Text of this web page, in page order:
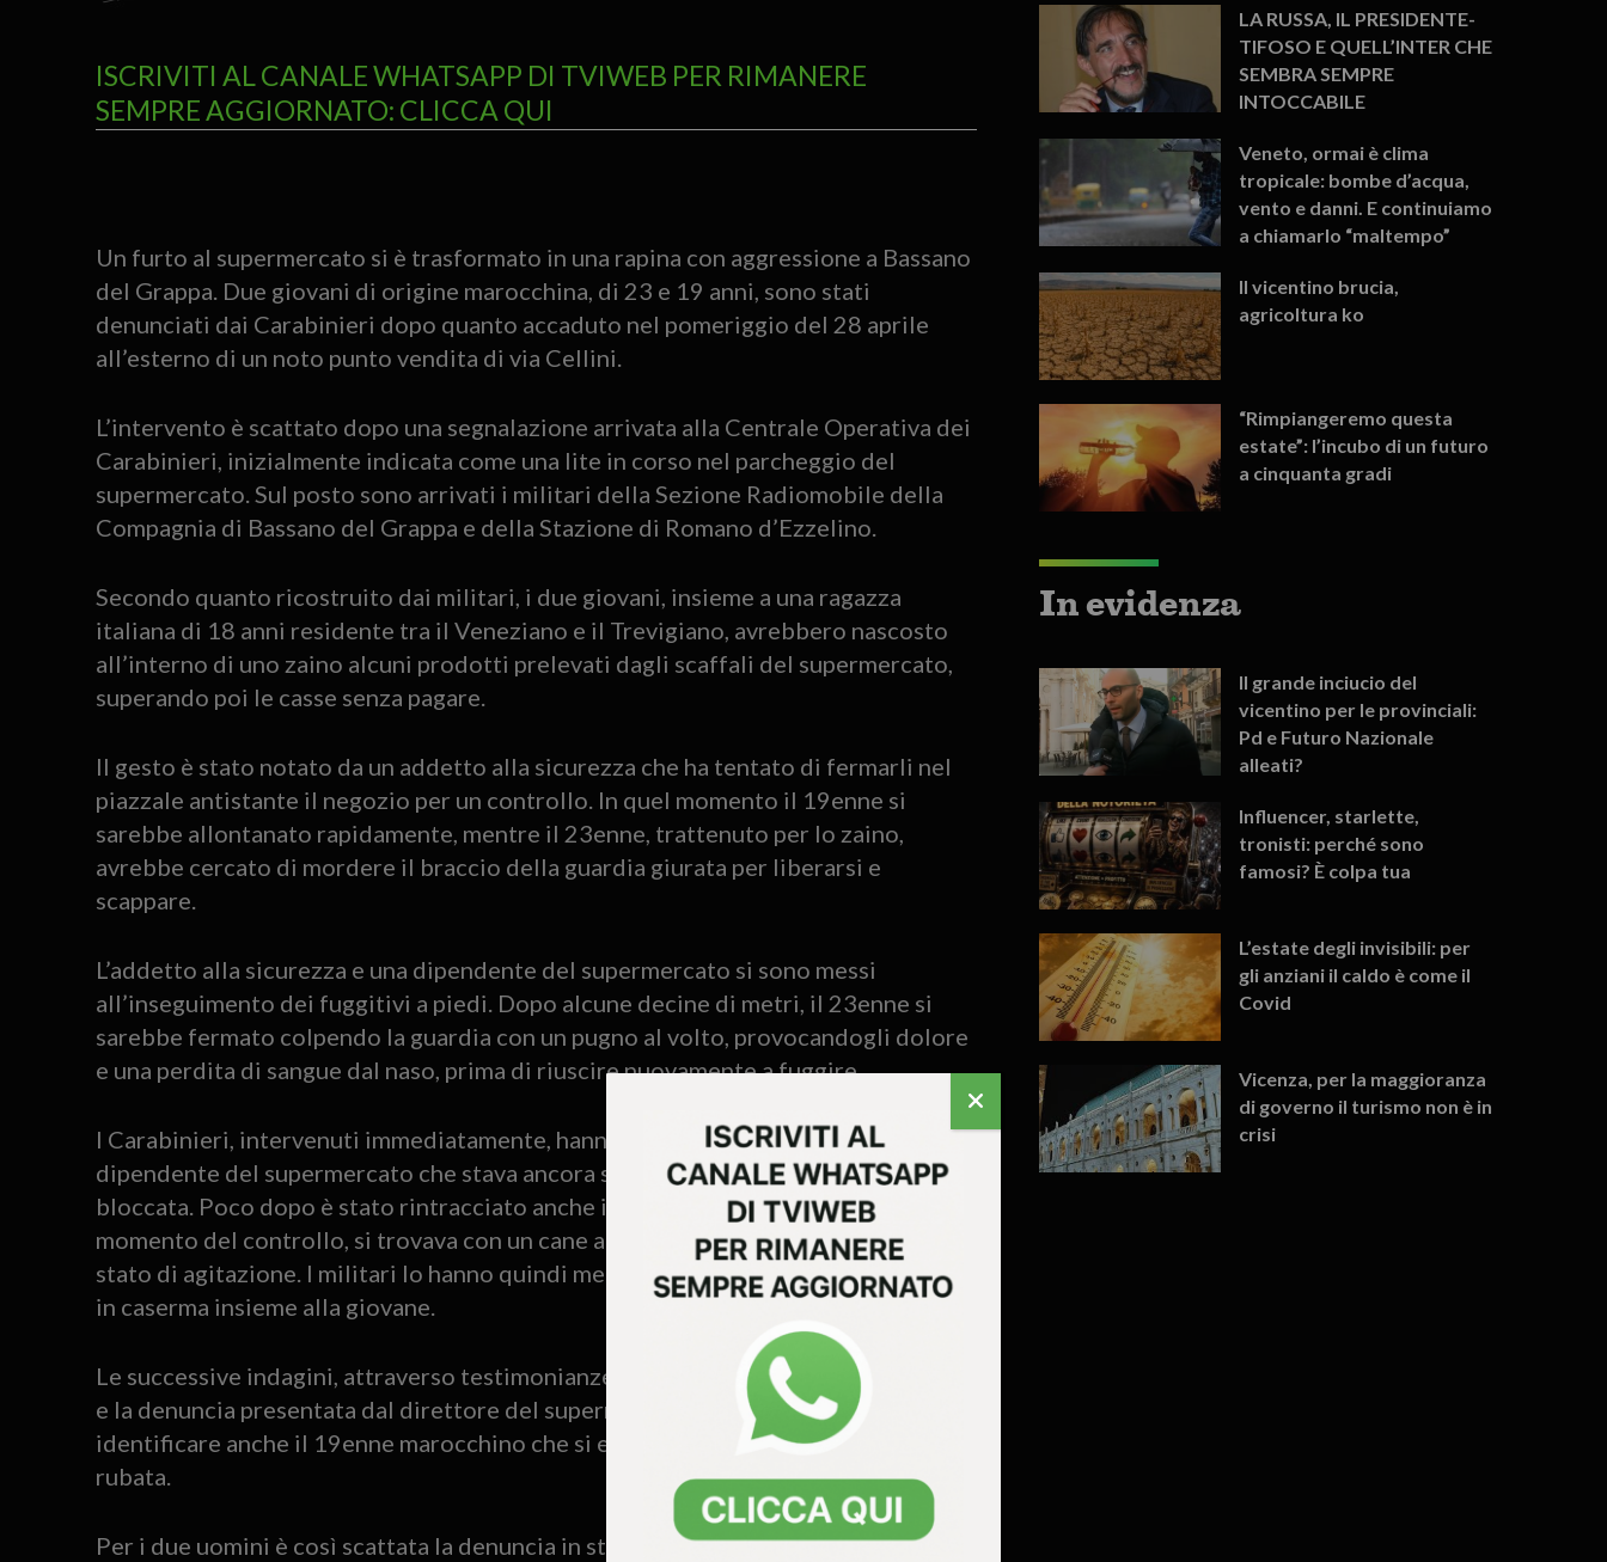
ISCRIVITI AL CANALE WHATSAPP DI TVIWEB PER RIMANERE
SEMPRE AGGIORNATO: CLICCA QUI
Un furto al supermercato si è trasformato in una rapina con aggressione a Bassano
del Grappa. Due giovani di origine marocchina, di 23 e 19 anni, sono stati
denunciati dai Carabinieri dopo quanto accaduto nel pomeriggio del 28 aprile
all’esterno di un noto punto vendita di via Cellini.
L’intervento è scattato dopo una segnalazione arrivata alla Centrale Operativa dei
Carabinieri, inizialmente indicata come una lite in corso nel parcheggio del
supermercato. Sul posto sono arrivati i militari della Sezione Radiomobile della
Compagnia di Bassano del Grappa e della Stazione di Romano d’Ezzelino.
Secondo quanto ricostruito dai militari, i due giovani, insieme a una ragazza
italiana di 18 anni residente tra il Veneziano e il Trevigiano, avrebbero nascosto
all’interno di uno zaino alcuni prodotti prelevati dagli scaffali del supermercato,
superando poi le casse senza pagare.
Il gesto è stato notato da un addetto alla sicurezza che ha tentato di fermarli nel
piazzale antistante il negozio per un controllo. In quel momento il 19enne si
sarebbe allontanato rapidamente, mentre il 23enne, trattenuto per lo zaino,
avrebbe cercato di mordere il braccio della guardia giurata per liberarsi e
scappare.
L’addetto alla sicurezza e una dipendente del supermercato si sono messi
all’inseguimento dei fuggitivi a piedi. Dopo alcune decine di metri, il 23enne si
sarebbe fermato colpendo la guardia con un pugno al volto, provocandogli dolore
e una perdita di sangue dal naso, prima di riuscire nuovamente a fuggire.
I Carabinieri, intervenuti immediatamente, hanno intercettato poco distante la
dipendente del supermercato che stava ancora seguendo la ragazza italiana, poi
bloccata. Poco dopo è stato rintracciato anche il 23enne marocchino che, al
momento del controllo, si trovava con un cane al guinzaglio e appariva in forte
stato di agitazione. I militari lo hanno quindi messo in sicurezza e accompagnato
in caserma insieme alla giovane.
Le successive indagini, attraverso testimonianze, consultazione delle banche dati
e la denuncia presentata dal direttore del supermercato, hanno permesso di
identificare anche il 19enne marocchino che si era allontanato con la merce
rubata.
Per i due uomini è così scattata la denuncia in stato di libertà con l’accusa di
LA RUSSA, IL PRESIDENTE-
TIFOSO E QUELL’INTER CHE
SEMBRA SEMPRE
INTOCCABILE
Veneto, ormai è clima
tropicale: bombe d’acqua,
vento e danni. E continuiamo
a chiamarlo “maltempo”
Il vicentino brucia,
agricoltura ko
“Rimpiangeremo questa
estate”: l’incubo di un futuro
a cinquanta gradi
In evidenza
Il grande inciucio del
vicentino per le provinciali:
Pd e Futuro Nazionale
alleati?
Influencer, starlette,
tronisti: perché sono
famosi? È colpa tua
L’estate degli invisibili: per
gli anziani il caldo è come il
Covid
Vicenza, per la maggioranza
di governo il turismo non è in
crisi